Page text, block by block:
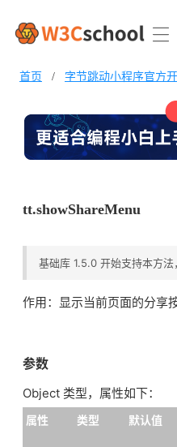
首页 / 字节跳动小程序官方
tt.showShareMenu
基础库 1.5.0 开始支持本方法
作用：显示当前页面的分享按
参数
Object 类型，属性如下：
属性 类型 默认值